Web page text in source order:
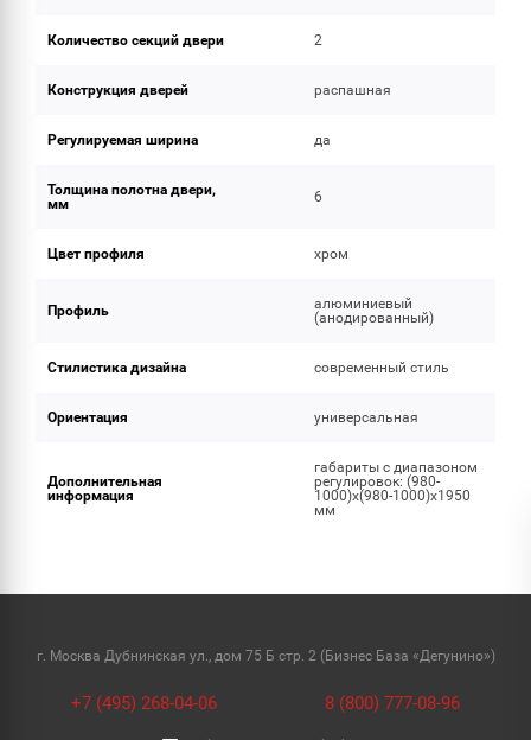
Количество секций двери 2
Конструкция дверей распашная
Регулируемая ширина да
Толщина полотна двери,
мм
6
Цвет профиля хром
Профиль
алюминиевый
(анодированный)
Стилистика дизайна современный стиль
Ориентация универсальная
Дополнительная
информация
габариты с диапазоном
регулировок: (980-
1000)x(980-1000)x1950
мм
г. Москва Дубнинская ул., дом 75 Б стр. 2 (Бизнес База «Дегунино»)
+7 (495) 268-04-06 8 (800) 777-08-96